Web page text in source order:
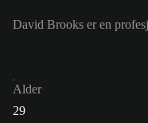
David Brooks er en
Alder
29